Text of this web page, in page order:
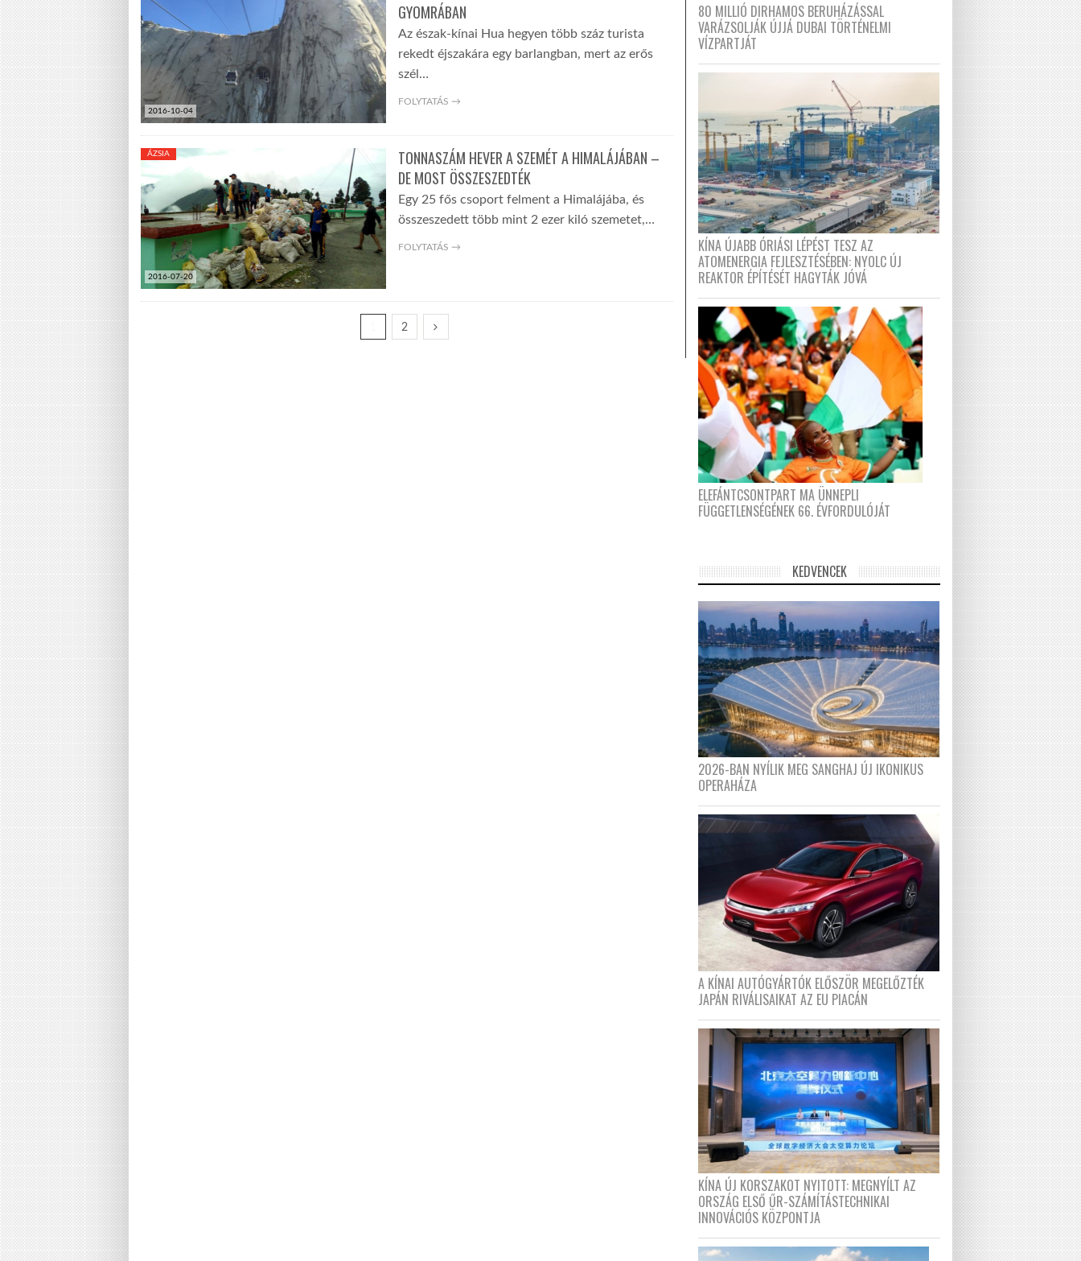
2016-10-04
GYOMRÁBAN
Az észak-kínai Hua hegyen több száz turista
rekedt éjszakára egy barlangban, mert az erős
szél…
FOLYTATÁS →
2016-07-20
ÁZSIA
TONNASZÁM HEVER A SZEMÉT A HIMALÁJÁBAN –
DE MOST ÖSSZESZEDTÉK
Egy 25 fős csoport felment a Himalájába, és
összeszedett több mint 2 ezer kiló szemetet,…
FOLYTATÁS →
2
80 MILLIÓ DIRHAMOS BERUHÁZÁSSAL
VARÁZSOLJÁK ÚJJÁ DUBAI TÖRTÉNELMI
VÍZPARTJÁT
KÍNA ÚJABB ÓRIÁSI LÉPÉST TESZ AZ
ATOMENERGIA FEJLESZTÉSÉBEN: NYOLC ÚJ
REAKTOR ÉPÍTÉSÉT HAGYTÁK JÓVÁ
ELEFÁNTCSONTPART MA ÜNNEPLI
FÜGGETLENSÉGÉNEK 66. ÉVFORDULÓJÁT
KEDVENCEK
2026-BAN NYÍLIK MEG SANGHAJ ÚJ IKONIKUS
OPERAHÁZA
A KÍNAI AUTÓGYÁRTÓK ELŐSZÖR MEGELŐZTÉK
JAPÁN RIVÁLISAIKAT AZ EU PIACÁN
KÍNA ÚJ KORSZAKOT NYITOTT: MEGNYÍLT AZ
ORSZÁG ELSŐ ŰR-SZÁMÍTÁSTECHNIKAI
INNOVÁCIÓS KÖZPONTJA